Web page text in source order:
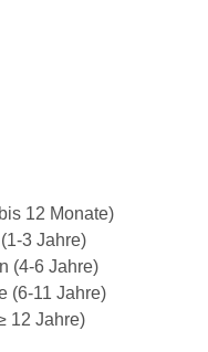
12 Monate)
3 Jahre)
(4-6 Jahre)
(6-11 Jahre)
12 Jahre)